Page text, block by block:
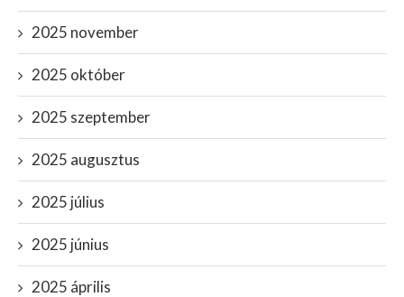
2025 november
2025 október
2025 szeptember
2025 augusztus
2025 július
2025 június
2025 április